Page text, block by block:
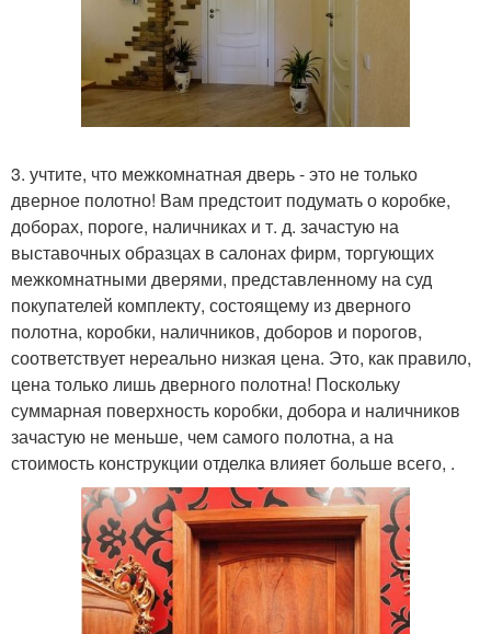
3. учтите, что межкомнатная дверь - это не только
дверное полотно! Вам предстоит подумать о коробке,
доборах, пороге, наличниках и т. д. зачастую на
выставочных образцах в салонах фирм, торгующих
межкомнатными дверями, представленному на суд
покупателей комплекту, состоящему из дверного
полотна, коробки, наличников, доборов и порогов,
соответствует нереально низкая цена. Это, как правило,
цена только лишь дверного полотна! Поскольку
суммарная поверхность коробки, добора и наличников
зачастую не меньше, чем самого полотна, а на
стоимость конструкции отделка влияет больше всего, .